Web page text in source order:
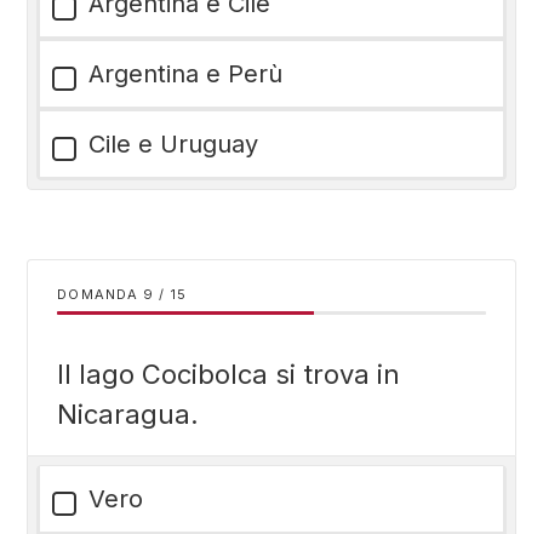
Argentina e Perù
Cile e Uruguay
DOMANDA / 15
Il lago Cocibolca si trova in
Nicaragua.
Vero